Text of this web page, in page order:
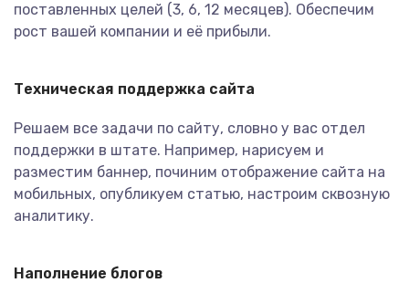
поставленных целей (3, 6, 12 месяцев). Обеспечим
рост вашей компании и её прибыли.
Техническая поддержка сайта
Решаем все задачи по сайту, словно у вас отдел
поддержки в штате. Например, нарисуем и
разместим баннер, починим отображение сайта на
мобильных, опубликуем статью, настроим сквозную
аналитику.
Наполнение блогов